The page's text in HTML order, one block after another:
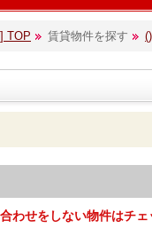
TOP 賃貸物件を探す
わせをしない物件はチ